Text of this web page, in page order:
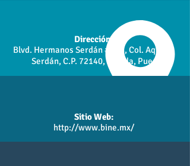
Dirección:
Blvd. Hermanos Serdán #203, Col. Aquiles
Serdán, C.P. 72140, Puebla, Pue.
Sitio Web:
http://www.bine.mx/